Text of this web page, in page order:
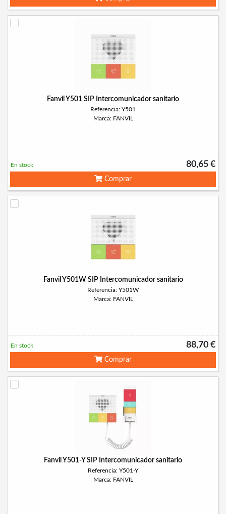
Fanvil Y501 SIP Intercomunicador sanitario
Referencia: Y501
Marca: FANVIL
80,65 €
En stock
Comprar
Fanvil Y501W SIP Intercomunicador sanitario
Referencia: Y501W
Marca: FANVIL
88,70 €
En stock
Comprar
Fanvil Y501-Y SIP Intercomunicador sanitario
Referencia: Y501-Y
Marca: FANVIL